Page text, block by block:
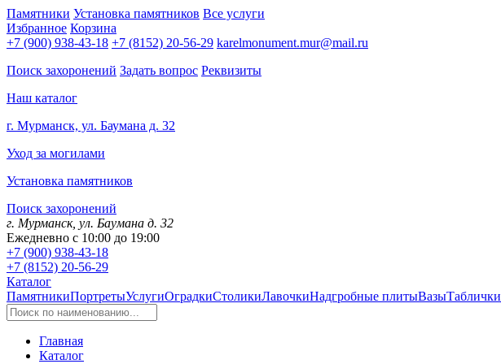
Памятники Установка памятников Все услуги
Избранное Корзина
+7 (900) 938-43-18 +7 (8152) 20-56-29 karelmonument.mur@mail.ru
Поиск захоронений Задать вопрос Реквизиты
Наш каталог
г. Мурманск, ул. Баумана д. 32
Уход за могилами
Установка памятников
Поиск захоронений
г. Мурманск, ул. Баумана д. 32
Ежедневно с 10:00 до 19:00
+7 (900) 938-43-18
+7 (8152) 20-56-29
Каталог
ПамятникиПортретыУслугиОградкиСтоликиЛавочкиНадгробные плитыВазыТаблички
Главная
Каталог